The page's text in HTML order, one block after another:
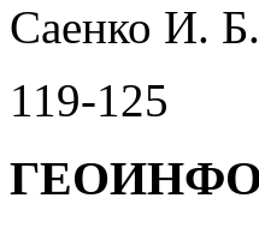
Саенко И.
119-125